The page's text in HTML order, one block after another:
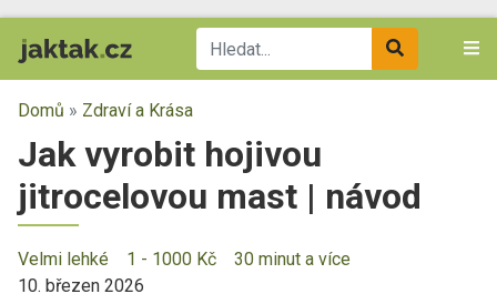
Domů » Zdraví a Krása
Jak vyrobit hojivou
jitrocelovou mast | návod
Velmi lehké 1 - 1000 Kč
30 minut a více
10. březen 2026